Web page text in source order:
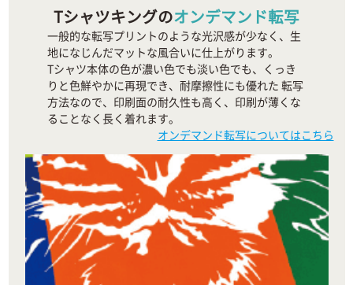
Tシャツキングのオンデマンド転写
一般的な転写プリントのような光沢感が少なく、生
地になじんだマットな風合いに仕上がります。
Tシャツ本体の色が濃い色でも淡い色でも、くっき
りと色鮮やかに再現でき、耐摩擦性にも優れた 転写
方法なので、印刷面の耐久性も高く、印刷が薄くな
ることなく長く着れます。
オンデマンド転写についてはこちら